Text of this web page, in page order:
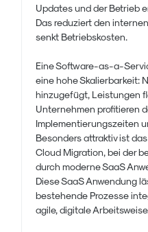
Updates und der Betrieb
Das reduziert den
senkt Betriebskosten.
Eine Software-as-a-
eine hohe Skalierbarkeit:
hinzugefügt, Leistungen
Unternehmen profitieren
Implementierungszeiten
Besonders attraktiv ist
Cloud Migration, bei der
durch moderne SaaS
Diese SaaS Anwendung
bestehende Prozesse
agile, digitale